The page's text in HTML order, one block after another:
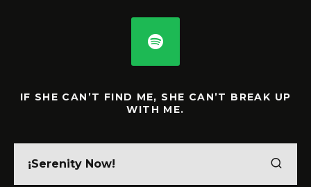
IF SHE CAN’T FIND ME, SHE CAN’T BREAK UP
WITH ME.